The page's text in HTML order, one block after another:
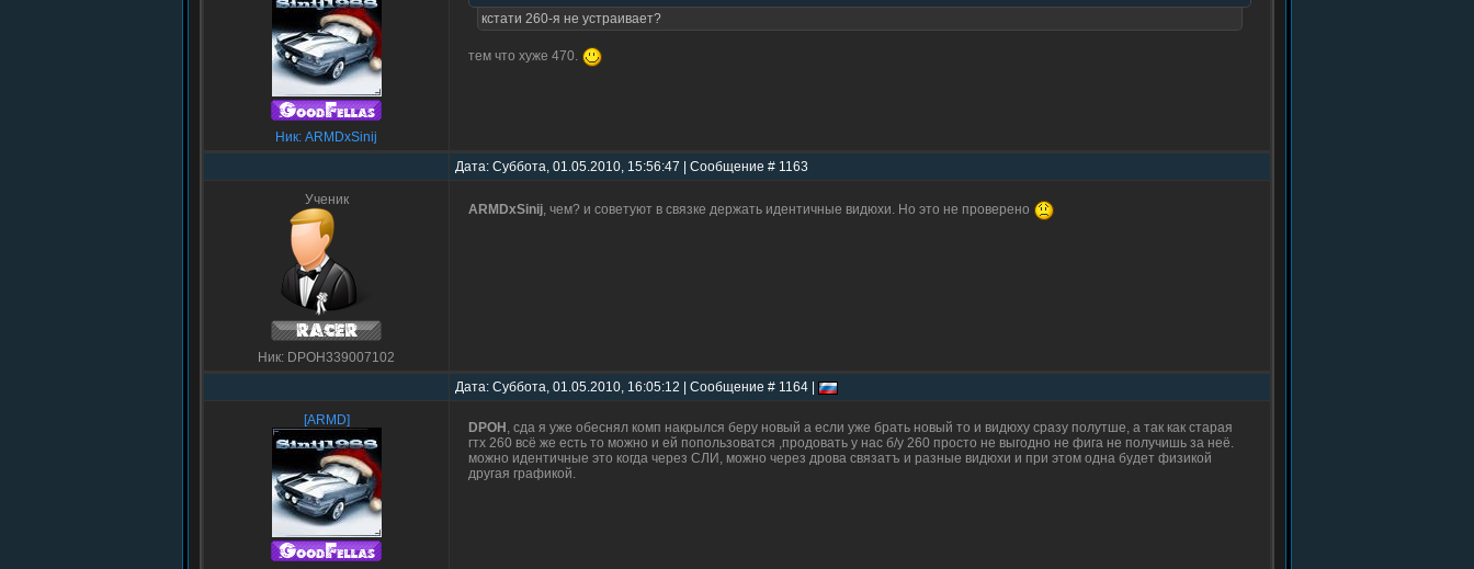
Ник: ARMDxSinij
кстати 260-я не устраивает?
тем что хуже 470.
Дата: Суббота, 01.05.2010, 15:56:47 | Сообщение # 1163
Ученик
Ник: DPOH339007102
ARMDxSinij, чем? и советуют в связке держать идентичные видюхи. Но это не проверено
Дата: Суббота, 01.05.2010, 16:05:12 | Сообщение # 1164 |
[ARMD] DPOH , сда я уже обеснял комп накрылся беру новый а если уже брать новый то и видюху сразу полутше, а так как старая
гтх 260 всё же есть то можно и ей попользоватся ,продовать у нас б/у 260 просто не выгодно не фига не получишь за неё.
можно идентичные это когда через СЛИ, можно через дрова связатъ и разные видюхи и при этом одна будет физикой
другая графикой.